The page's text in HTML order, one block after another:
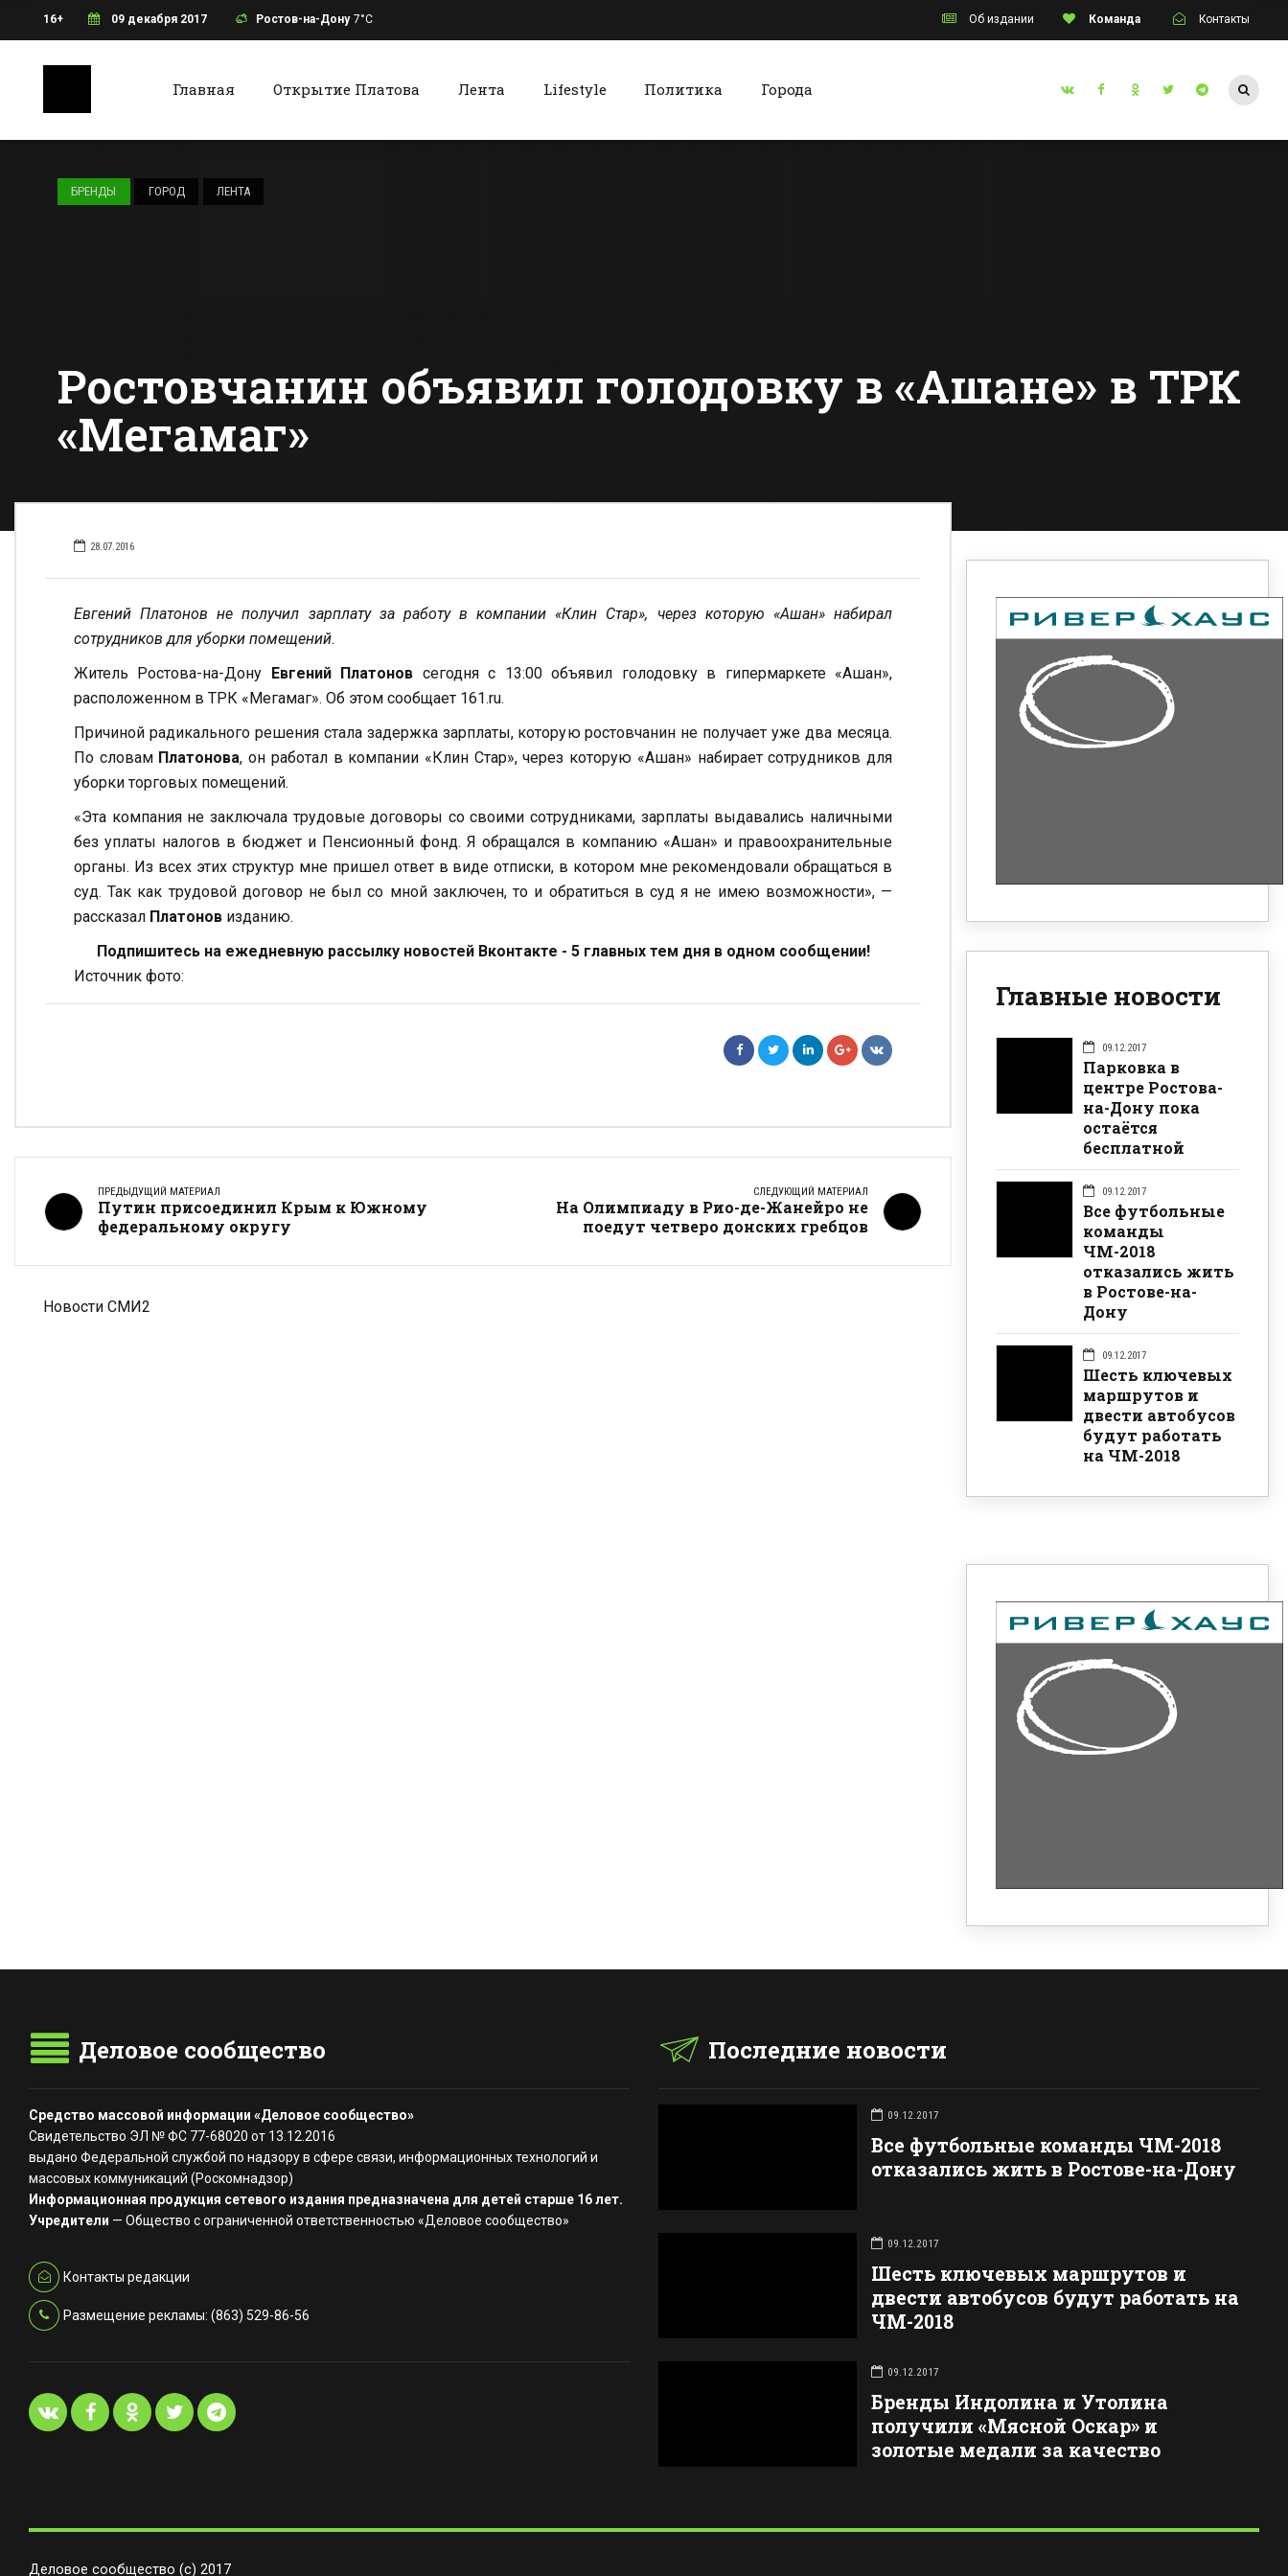
16+ 09 декабря 2017 Ростов-на-Дону 7°C Об издании Команда Контакты
Главная Открытие Платова Лента Lifestyle Политика Города
команды ЧМ-2018
БРЕНДЫ ГОРОД ЛЕНТА
Ростовчанин объявил голодовку в «Ашане» в ТРК
«Мегамаг»
28.07.2016
Евгений Платонов не получил зарплату за работу в компании «Клин Стар», через которую «Ашан» набирал
сотрудников для уборки помещений.
Житель Ростова-на-Дону Евгений Платонов сегодня с 13:00 объявил голодовку в гипермаркете «Ашан»,
расположенном в ТРК «Мегамаг». Об этом сообщает 161.ru.
Причиной радикального решения стала задержка зарплаты, которую ростовчанин не получает уже два месяца.
По словам Платонова, он работал в компании «Клин Стар», через которую «Ашан» набирает сотрудников для
уборки торговых помещений.
«Эта компания не заключала трудовые договоры со своими сотрудниками, зарплаты выдавались наличными
без уплаты налогов в бюджет и Пенсионный фонд. Я обращался в компанию «Ашан» и правоохранительные
органы. Из всех этих структур мне пришел ответ в виде отписки, в котором мне рекомендовали обращаться в
суд. Так как трудовой договор не был со мной заключен, то и обратиться в суд я не имею возможности», —
рассказал Платонов изданию.
Подпишитесь на ежедневную рассылку новостей Вконтакте - 5 главных тем дня в одном сообщении!
Источник фото:
ПРЕДЫДУЩИЙ МАТЕРИАЛ
Путин присоединил Крым к Южному
федеральному округу
СЛЕДУЮЩИЙ МАТЕРИАЛ
На Олимпиаду в Рио-де-Жанейро не
поедут четверо донских гребцов
Новости СМИ2
Главные новости
09.12.2017
Парковка в
центре Ростова-
на-Дону пока
остаётся
бесплатной
09.12.2017
Все футбольные
команды
ЧМ-2018
отказались жить
в Ростове-на-
Дону
09.12.2017
Шесть ключевых
маршрутов и
двести автобусов
будут работать
на ЧМ-2018
Деловое сообщество
Средство массовой информации «Деловое сообщество»
Свидетельство ЭЛ № ФС 77-68020 от 13.12.2016
выдано Федеральной службой по надзору в сфере связи, информационных технологий и
массовых коммуникаций (Роскомнадзор)
Информационная продукция сетевого издания предназначена для детей старше 16 лет.
Учредители — Общество с ограниченной ответственностью «Деловое сообщество»
Контакты редакции
Размещение рекламы: (863) 529-86-56
Последние новости
09.12.2017
Все футбольные команды ЧМ-2018
отказались жить в Ростове-на-Дону
09.12.2017
Шесть ключевых маршрутов и
двести автобусов будут работать на
ЧМ-2018
09.12.2017
Бренды Индолина и Утолина
получили «Мясной Оскар» и
золотые медали за качество
Деловое сообщество (с) 2017